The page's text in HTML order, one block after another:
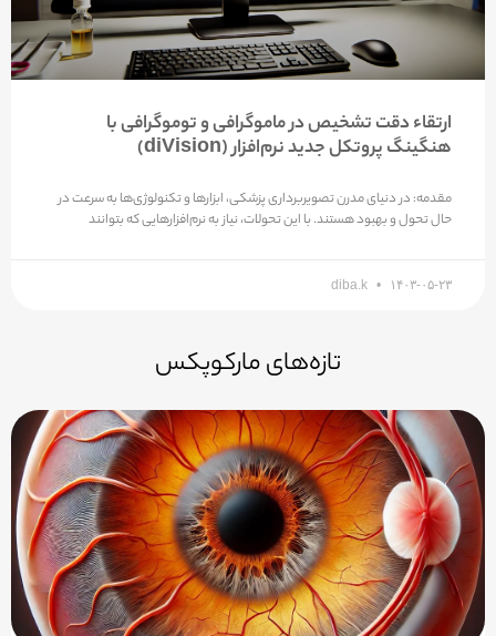
ارتقاء دقت تشخیص در ماموگرافی و توموگرافی با
هنگینگ پروتکل جدید نرم‌افزار (diVision)
مقدمه: در دنیای مدرن تصویربرداری پزشکی، ابزارها و تکنولوژی‌ها به سرعت در
حال تحول و بهبود هستند. با این تحولات، نیاز به نرم‌افزارهایی که بتوانند
diba.k ۱۴۰۳-۰۵-۲۳
تازه‌های مارکوپکس